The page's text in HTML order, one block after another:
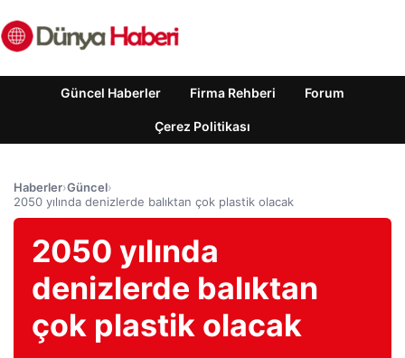
Güncel Haberler Firma Rehberi Forum
Çerez Politikası
Haberler›Güncel›
2050 yılında denizlerde balıktan çok plastik olacak
2050 yılında
denizlerde balıktan
çok plastik olacak